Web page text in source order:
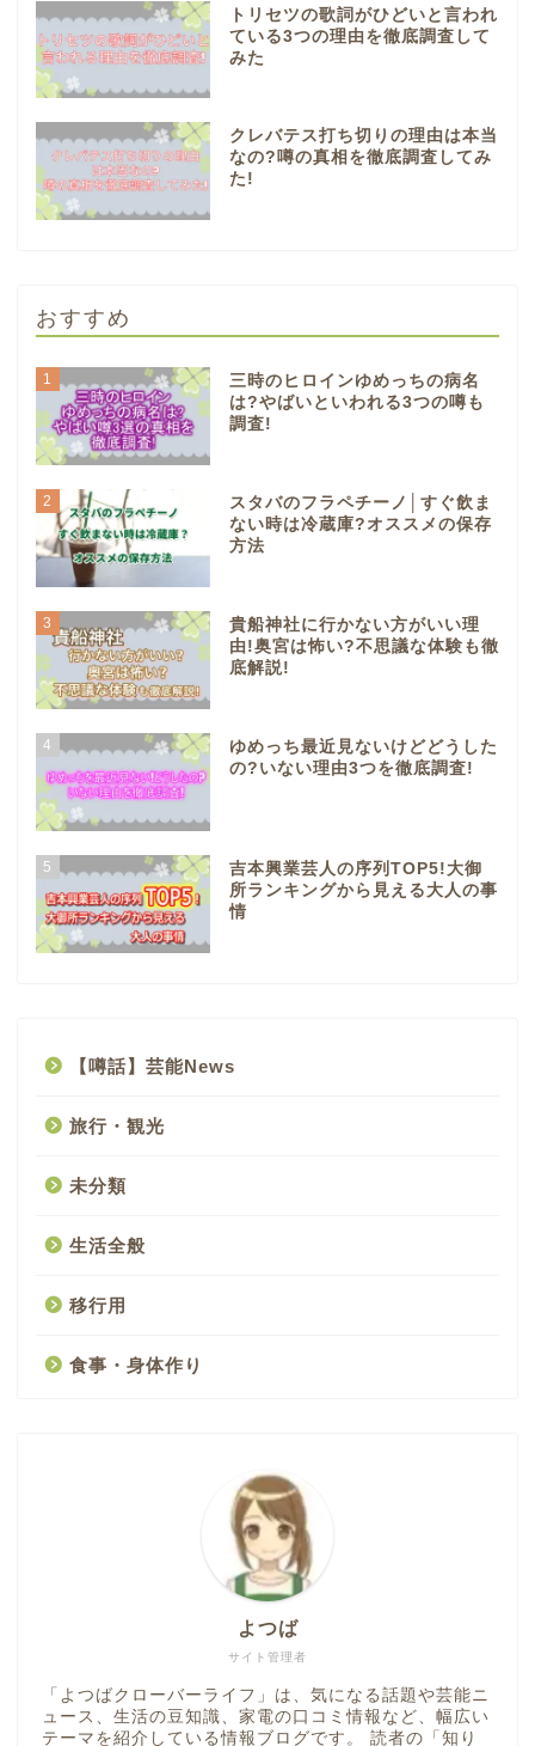
トリセツの歌詞がひどいと言われ
ている3つの理由を徹底調査して
みた
クレバテス打ち切りの理由は本当
なの?噂の真相を徹底調査してみ
た!
おすすめ
1
三時のヒロインゆめっちの病名
は?やばいといわれる3つの噂も
調査!
2
スタバのフラペチーノ│すぐ飲ま
ない時は冷蔵庫?オススメの保存
方法
3
貴船神社に行かない方がいい理
由!奥宮は怖い?不思議な体験も徹
底解説!
4
ゆめっち最近見ないけどどうした
の?いない理由3つを徹底調査!
5
吉本興業芸人の序列TOP5!大御
所ランキングから見える大人の事
情
【噂話】芸能News
旅行・観光
未分類
生活全般
移行用
食事・身体作り
サイト管理者
よつば
「よつばクローバーライフ」は、気になる話題や芸能ニ
ュース、生活の豆知識、家電の口コミ情報など、幅広い
テーマを紹介している情報ブログです。 読者の「知り